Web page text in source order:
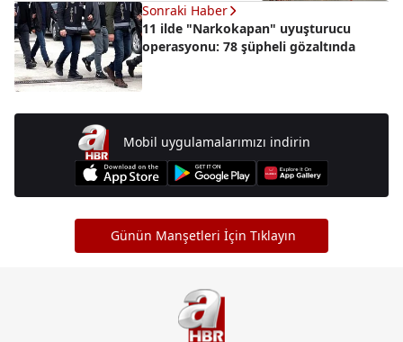
Sonraki Haber
11 ilde "Narkokapan" uyuşturucu
operasyonu: 78 şüpheli gözaltında
Mobil uygulamalarımızı indirin
Günün Manşetleri İçin Tıklayın